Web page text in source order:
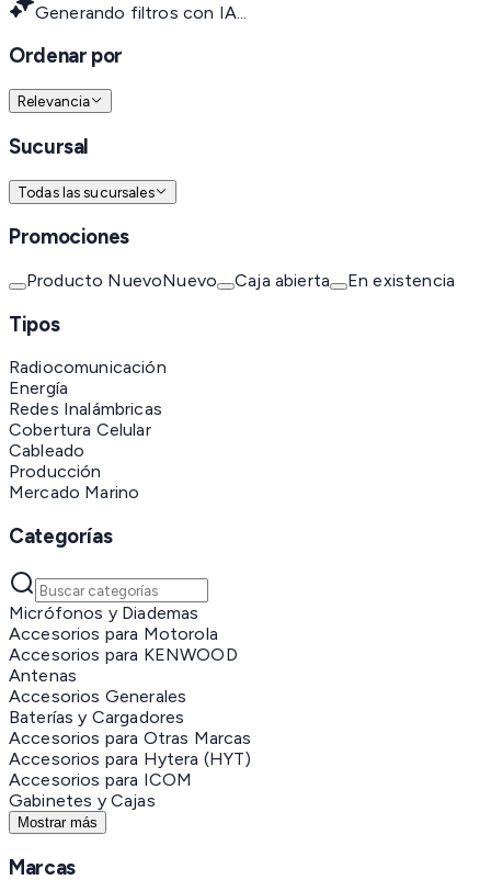
Generando filtros con IA...
Ordenar por
Relevancia
Sucursal
Todas las sucursales
Promociones
Producto NuevoNuevo Caja abierta En existencia
Tipos
Radiocomunicación
Energía
Redes Inalámbricas
Cobertura Celular
Cableado
Producción
Mercado Marino
Categorías
Micrófonos y Diademas
Accesorios para Motorola
Accesorios para KENWOOD
Antenas
Accesorios Generales
Baterías y Cargadores
Accesorios para Otras Marcas
Accesorios para Hytera (HYT)
Accesorios para ICOM
Gabinetes y Cajas
Mostrar más
Marcas